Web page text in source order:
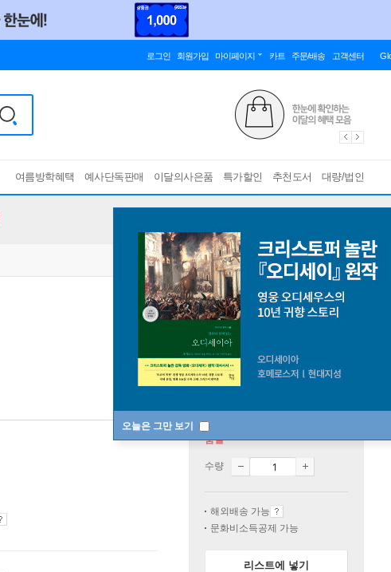
로그인 회원가입 마이페이지 카트 주문/배송 고객센터
여름방학혜택 예사단독판매 이달의사은품 특가할인 추천도서 대량/법인
오늘은 그만 보기
품절
수량
해외배송 가능
문화비소득공제 가능
리스트에 넣기